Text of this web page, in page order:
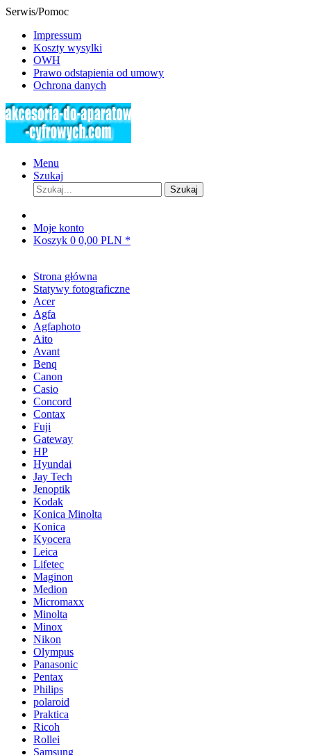
Serwis/Pomoc
Impressum
Koszty wysylki
OWH
Prawo odstapienia od umowy
Ochrona danych
Menu
Szukaj
Szukaj
Moje konto
Koszyk 0 0,00 PLN *
Strona główna
Statywy fotograficzne
Acer
Agfa
Agfaphoto
Aito
Avant
Benq
Canon
Casio
Concord
Contax
Fuji
Gateway
HP
Hyundai
Jay Tech
Jenoptik
Kodak
Konica Minolta
Konica
Kyocera
Leica
Lifetec
Maginon
Medion
Micromaxx
Minolta
Minox
Nikon
Olympus
Panasonic
Pentax
Philips
polaroid
Praktica
Ricoh
Rollei
Samsung